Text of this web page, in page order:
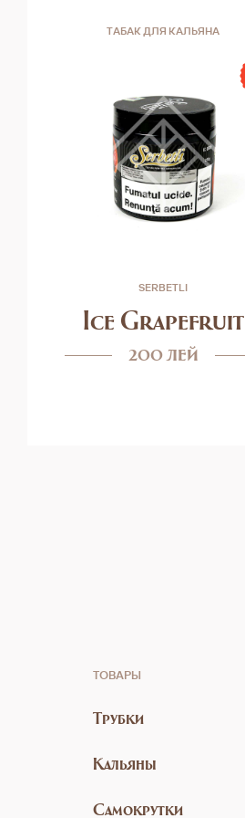
ТАБАК ДЛЯ КАЛЬЯНА
SERBETLI
Ice Grapefruit
200 лей
ТОВАРЫ
Трубки
Кальяны
Самокрутки